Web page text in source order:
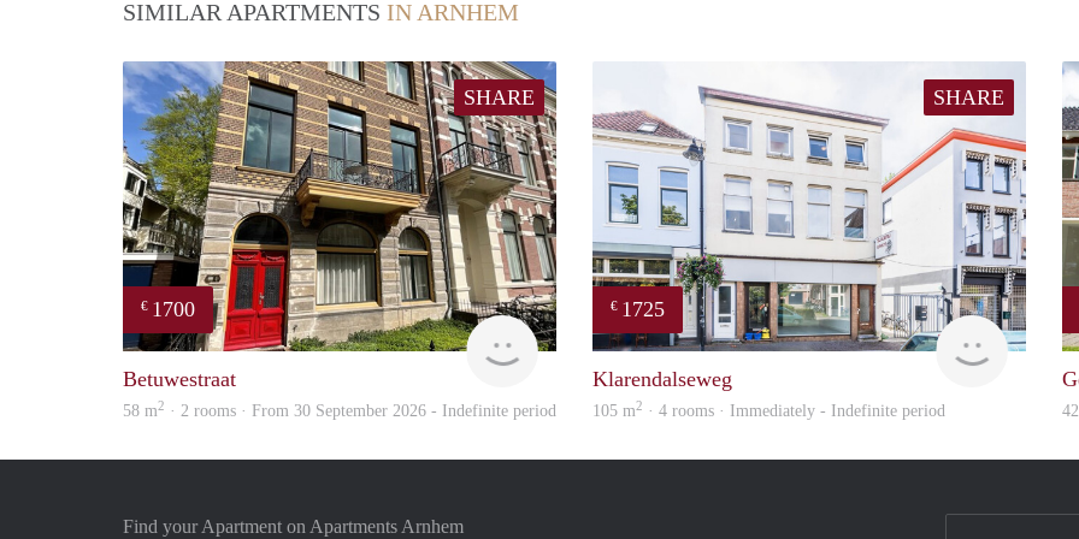
SIMILAR APARTMENTS IN ARNHEM
SHARE
€ 1700
Verhome
Betuwestraat
58 m2 · 2 rooms · From 30 September 2026 - Indefinite period
SHARE
€ 1725
verhuur
Klarendalseweg
105 m2 · 4 rooms · Immediately - Indefinite period
Find your Apartment on Apartments Arnhem